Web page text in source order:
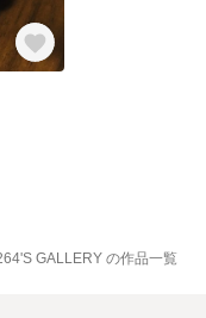
GALLERY の作品一覧